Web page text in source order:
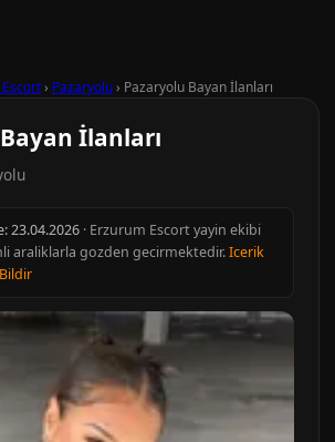
› Pazaryolu› Pazaryolu Bayan İlanları
İlanları
23.04.2026 · Erzurum Escort yayin ekibi
araliklarla gozden gecirmektedir.Icerik